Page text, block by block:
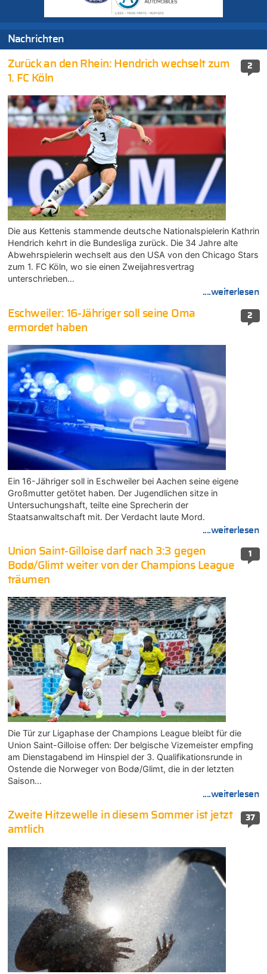
Nachrichten
2
Zurück an den Rhein: Hendrich wechselt zum
1. FC Köln
Die aus Kettenis stammende deutsche Nationalspielerin Kathrin
Hendrich kehrt in die Bundesliga zurück. Die 34 Jahre alte
Abwehrspielerin wechselt aus den USA von den Chicago Stars
zum 1. FC Köln, wo sie einen Zweijahresvertrag
unterschrieben…
....weiterlesen
2
Eschweiler: 16-Jähriger soll seine Oma
ermordet haben
Ein 16-Jähriger soll in Eschweiler bei Aachen seine eigene
Großmutter getötet haben. Der Jugendlichen sitze in
Untersuchungshaft, teilte eine Sprecherin der
Staatsanwaltschaft mit. Der Verdacht laute Mord.
....weiterlesen
1
Union Saint-Gilloise darf nach 3:3 gegen
Bodø/Glimt weiter von der Champions League
träumen
Die Tür zur Ligaphase der Champions League bleibt für die
Union Saint-Gilloise offen: Der belgische Vizemeister empfing
am Dienstagabend im Hinspiel der 3. Qualifikationsrunde in
Ostende die Norweger von Bodø/Glimt, die in der letzten
Saison…
....weiterlesen
37
Zweite Hitzewelle in diesem Sommer ist jetzt
amtlich